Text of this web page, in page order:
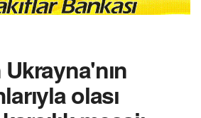
olası